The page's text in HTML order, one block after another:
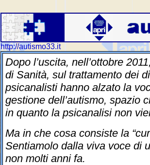
http://autismo33.it
Dopo l’uscita, nell’ottobre
di Sanità, sul trattamento dei
psicanalisti hanno alzato la
gestione dell’autismo, spazio
in quanto la psicanalisi non
Ma in che cosa consiste la
Sentiamolo dalla viva voce di
non molti anni fa.